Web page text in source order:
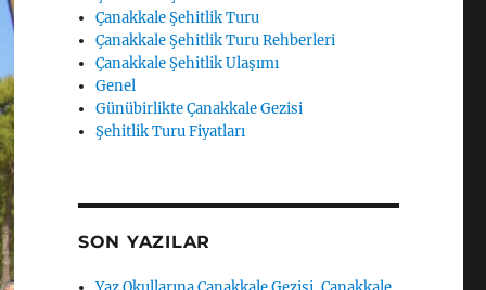
Çanakkale Şehitlik Turu
Çanakkale Şehitlik Turu Rehberleri
Çanakkale Şehitlik Ulaşımı
Genel
Günübirlikte Çanakkale Gezisi
Şehitlik Turu Fiyatları
SON YAZILAR